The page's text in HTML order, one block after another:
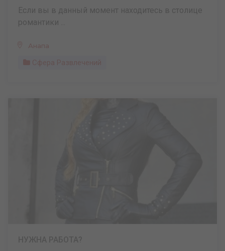
Если вы в данный момент находитесь в столице
романтики ...
Анапа
Сфера Развлечений